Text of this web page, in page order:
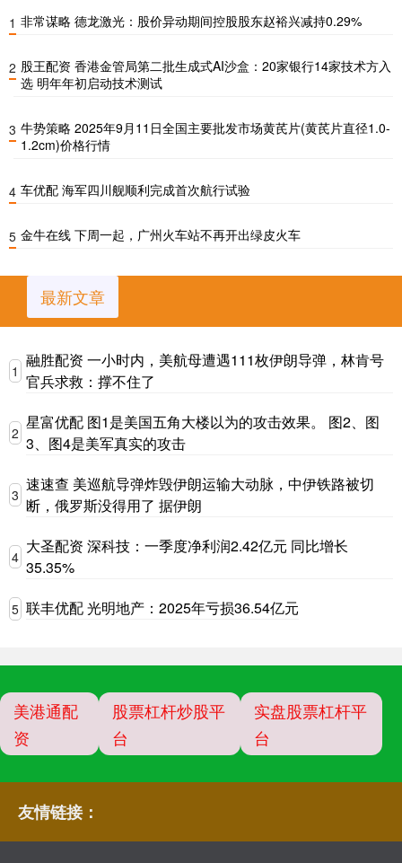
1 非常谋略 德龙激光：股价异动期间控股股东赵裕兴减持0.29%
2 股王配资 香港金管局第二批生成式AI沙盒：20家银行14家技术方入
选 明年年初启动技术测试
3 牛势策略 2025年9月11日全国主要批发市场黄芪片(黄芪片直径1.0-
1.2cm)价格行情
4 车优配 海军四川舰顺利完成首次航行试验
5 金牛在线 下周一起，广州火车站不再开出绿皮火车
最新文章
1
融胜配资 一小时内，美航母遭遇111枚伊朗导弹，林肯号
官兵求救：撑不住了
2
星富优配 图1是美国五角大楼以为的攻击效果。 图2、图
3、图4是美军真实的攻击
3
速速查 美巡航导弹炸毁伊朗运输大动脉，中伊铁路被切
断，俄罗斯没得用了 据伊朗
4
大圣配资 深科技：一季度净利润2.42亿元 同比增长
35.35%
5 联丰优配 光明地产：2025年亏损36.54亿元
美港通配
资
股票杠杆炒股平
台
实盘股票杠杆平
台
友情链接：